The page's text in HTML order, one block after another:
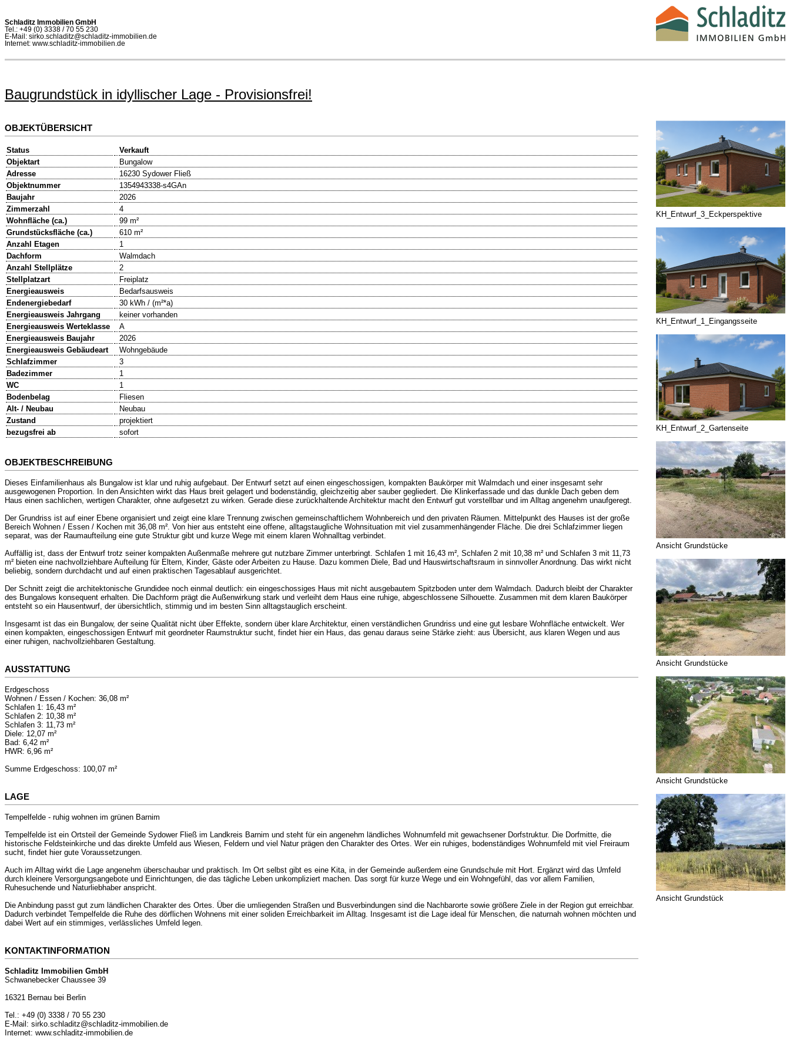
Schladitz Immobilien GmbH
Tel.: +49 (0) 3338 / 70 55 230
E-Mail: sirko.schladitz@schladitz-immobilien.de
Internet: www.schladitz-immobilien.de
Baugrundstück in idyllischer Lage - Provisionsfrei!
OBJEKTÜBERSICHT
Status
Verkauft
Objektart
Bungalow
Adresse
16230 Sydower Fließ
Objektnummer
1354943338-s4GAn
Baujahr
2026
Zimmerzahl
4
Wohnfläche (ca.)
99 m²
Grundstücksfläche (ca.)
610 m²
Anzahl Etagen
1
Dachform
Walmdach
Anzahl Stellplätze
2
Stellplatzart
Freiplatz
Energieausweis
Bedarfsausweis
Endenergiebedarf
30 kWh / (m²*a)
Energieausweis Jahrgang
keiner vorhanden
Energieausweis Werteklasse
A
Energieausweis Baujahr
2026
Energieausweis Gebäudeart
Wohngebäude
Schlafzimmer
3
Badezimmer
1
WC
1
Bodenbelag
Fliesen
Alt- / Neubau
Neubau
Zustand
projektiert
bezugsfrei ab
sofort
OBJEKTBESCHREIBUNG
Dieses Einfamilienhaus als Bungalow ist klar und ruhig aufgebaut. Der Entwurf setzt auf einen eingeschossigen, kompakten Baukörper mit Walmdach und einer insgesamt sehr
ausgewogenen Proportion. In den Ansichten wirkt das Haus breit gelagert und bodenständig, gleichzeitig aber sauber gegliedert. Die Klinkerfassade und das dunkle Dach geben dem
Haus einen sachlichen, wertigen Charakter, ohne aufgesetzt zu wirken. Gerade diese zurückhaltende Architektur macht den Entwurf gut vorstellbar und im Alltag angenehm unaufgeregt.
Der Grundriss ist auf einer Ebene organisiert und zeigt eine klare Trennung zwischen gemeinschaftlichem Wohnbereich und den privaten Räumen. Mittelpunkt des Hauses ist der große
Bereich Wohnen / Essen / Kochen mit 36,08 m². Von hier aus entsteht eine offene, alltagstaugliche Wohnsituation mit viel zusammenhängender Fläche. Die drei Schlafzimmer liegen
separat, was der Raumaufteilung eine gute Struktur gibt und kurze Wege mit einem klaren Wohnalltag verbindet.
Auffällig ist, dass der Entwurf trotz seiner kompakten Außenmaße mehrere gut nutzbare Zimmer unterbringt. Schlafen 1 mit 16,43 m², Schlafen 2 mit 10,38 m² und Schlafen 3 mit 11,73
m² bieten eine nachvollziehbare Aufteilung für Eltern, Kinder, Gäste oder Arbeiten zu Hause. Dazu kommen Diele, Bad und Hauswirtschaftsraum in sinnvoller Anordnung. Das wirkt nicht
beliebig, sondern durchdacht und auf einen praktischen Tagesablauf ausgerichtet.
Der Schnitt zeigt die architektonische Grundidee noch einmal deutlich: ein eingeschossiges Haus mit nicht ausgebautem Spitzboden unter dem Walmdach. Dadurch bleibt der Charakter
des Bungalows konsequent erhalten. Die Dachform prägt die Außenwirkung stark und verleiht dem Haus eine ruhige, abgeschlossene Silhouette. Zusammen mit dem klaren Baukörper
entsteht so ein Hausentwurf, der übersichtlich, stimmig und im besten Sinn alltagstauglich erscheint.
Insgesamt ist das ein Bungalow, der seine Qualität nicht über Effekte, sondern über klare Architektur, einen verständlichen Grundriss und eine gut lesbare Wohnfläche entwickelt. Wer
einen kompakten, eingeschossigen Entwurf mit geordneter Raumstruktur sucht, findet hier ein Haus, das genau daraus seine Stärke zieht: aus Übersicht, aus klaren Wegen und aus
einer ruhigen, nachvollziehbaren Gestaltung.
AUSSTATTUNG
Erdgeschoss
Wohnen / Essen / Kochen: 36,08 m²
Schlafen 1: 16,43 m²
Schlafen 2: 10,38 m²
Schlafen 3: 11,73 m²
Diele: 12,07 m²
Bad: 6,42 m²
HWR: 6,96 m²
Summe Erdgeschoss: 100,07 m²
LAGE
Tempelfelde - ruhig wohnen im grünen Barnim
Tempelfelde ist ein Ortsteil der Gemeinde Sydower Fließ im Landkreis Barnim und steht für ein angenehm ländliches Wohnumfeld mit gewachsener Dorfstruktur. Die Dorfmitte, die
historische Feldsteinkirche und das direkte Umfeld aus Wiesen, Feldern und viel Natur prägen den Charakter des Ortes. Wer ein ruhiges, bodenständiges Wohnumfeld mit viel Freiraum
sucht, findet hier gute Voraussetzungen.
Auch im Alltag wirkt die Lage angenehm überschaubar und praktisch. Im Ort selbst gibt es eine Kita, in der Gemeinde außerdem eine Grundschule mit Hort. Ergänzt wird das Umfeld
durch kleinere Versorgungsangebote und Einrichtungen, die das tägliche Leben unkompliziert machen. Das sorgt für kurze Wege und ein Wohngefühl, das vor allem Familien,
Ruhesuchende und Naturliebhaber anspricht.
Die Anbindung passt gut zum ländlichen Charakter des Ortes. Über die umliegenden Straßen und Busverbindungen sind die Nachbarorte sowie größere Ziele in der Region gut erreichbar.
Dadurch verbindet Tempelfelde die Ruhe des dörflichen Wohnens mit einer soliden Erreichbarkeit im Alltag. Insgesamt ist die Lage ideal für Menschen, die naturnah wohnen möchten und
dabei Wert auf ein stimmiges, verlässliches Umfeld legen.
KONTAKTINFORMATION
Schladitz Immobilien GmbH
Schwanebecker Chaussee 39
16321 Bernau bei Berlin
Tel.: +49 (0) 3338 / 70 55 230
E-Mail: sirko.schladitz@schladitz-immobilien.de
Internet: www.schladitz-immobilien.de
KH_Entwurf_3_Eckperspektive
KH_Entwurf_1_Eingangsseite
KH_Entwurf_2_Gartenseite
Ansicht Grundstücke
Ansicht Grundstücke
Ansicht Grundstücke
Ansicht Grundstück